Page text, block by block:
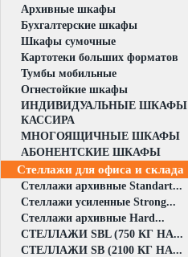
Архивные шкафы
Бухгалтерские шкафы
Шкафы сумочные
Картотеки больших форматов
Тумбы мобильные
Огнестойкие шкафы
ИНДИВИДУАЛЬНЫЕ ШКАФЫ
КАССИРА
МНОГОЯЩИЧНЫЕ ШКАФЫ
АБОНЕНТСКИЕ ШКАФЫ
Стеллажи для офиса и склада
Стеллажи архивные Standart...
Стеллажи усиленные Strong...
Стеллажи архивные Hard...
СТЕЛЛАЖИ SBL (750 КГ НА...
СТЕЛЛАЖИ SB (2100 КГ НА...